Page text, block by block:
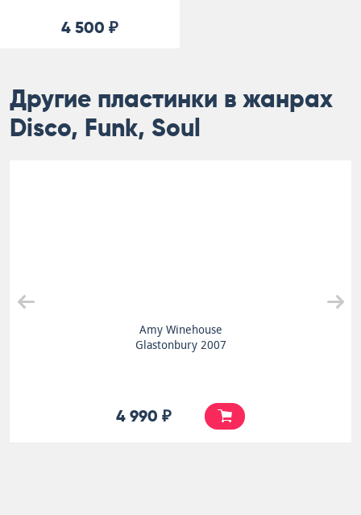
4 500 ₽
Другие пластинки в жанрах
Disco, Funk, Soul
Amy Winehouse
Glastonbury 2007
4 990 ₽